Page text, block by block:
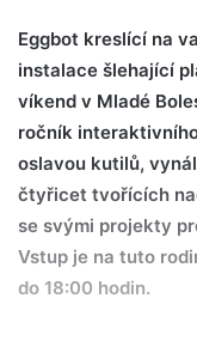
Eggbot kreslící na
instalace šlehající
víkend v Mladé
ročník
oslavou kutilů,
čtyřicet tvořících
se svými projekty
Vstup je na tuto
do 18:00 hodin.